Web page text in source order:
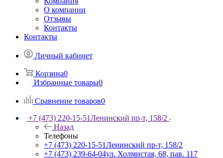
О компании
Отзывы
Контакты
Контакты
Личный кабинет
Корзина0
Избранные товары0
Сравнение товаров0
+7 (473) 220-15-51Ленинский пр-т, 158/2
Назад
Телефоны
+7 (473) 220-15-51Ленинский пр-т, 158/2
+7 (473) 239-64-04ул. Холмистая, 68, пав. 117